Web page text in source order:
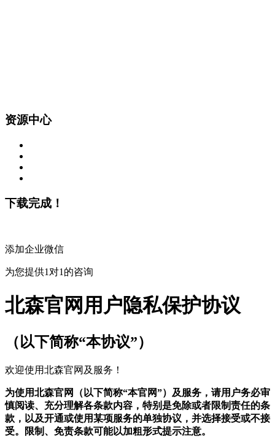
资源中心
下载完成！
添加企业微信
为您提供1对1的咨询
北森官网用户隐私保护协议
（以下简称“本协议”）
欢迎使用北森官网及服务！
为使用北森官网（以下简称“本官网”）及服务，请用户务必审
慎阅读、充分理解各条款内容，特别是免除或者限制责任的条
款，以及开通或使用某项服务的单独协议，并选择接受或不接
受。限制、免责条款可能以加粗形式提示注意。